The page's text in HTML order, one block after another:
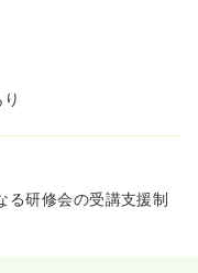
る研修会の受講支援制